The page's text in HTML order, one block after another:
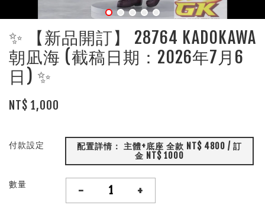
✨ 【新品開訂】 28764 KADOKAWA
朝凪海 (截稿日期：2026年7月6
日) ✨
NT$ 1,000
付款設定
配置詳情： 主體+底座 全款 NT$ 4800 / 訂
金 NT$ 1000
數量 - +